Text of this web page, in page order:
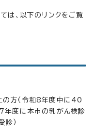
は、以下のリンクをご覧
方（令和8年度中に40
年度に本市の乳がん検診
診）